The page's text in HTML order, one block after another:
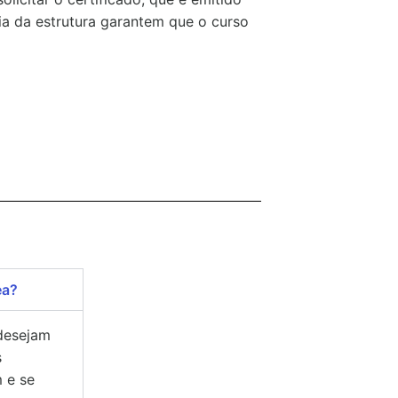
da estrutura garantem que o curso
e se